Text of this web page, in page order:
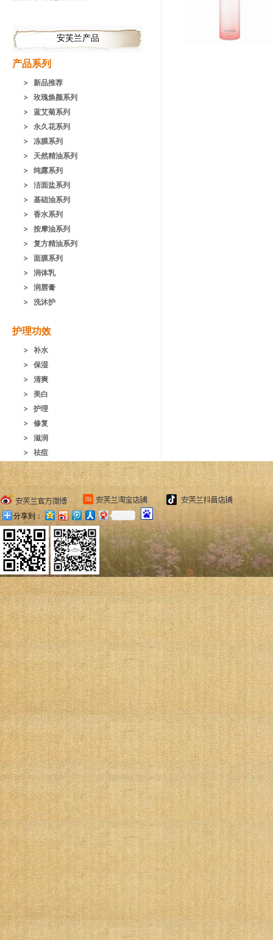
安芙兰产品
产品系列
新品推荐
玫瑰焕颜系列
蓝艾菊系列
永久花系列
冻膜系列
天然精油系列
纯露系列
洁面盐系列
基础油系列
香水系列
按摩油系列
复方精油系列
面膜系列
润体乳
润唇膏
洗沐护
护理功效
补水
保湿
清爽
美白
护理
修复
滋润
祛痘
分享到：